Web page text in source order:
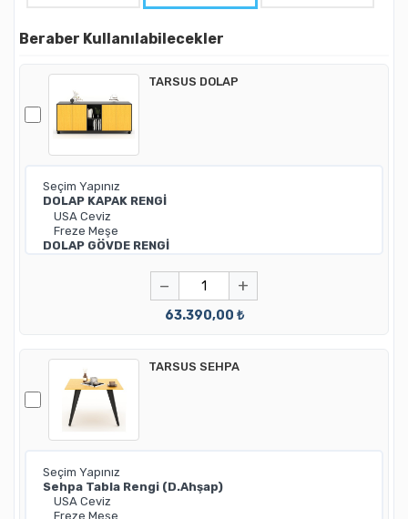
Beraber Kullanılabilecekler
TARSUS DOLAP
− +
63.390,00 ₺
TARSUS SEHPA